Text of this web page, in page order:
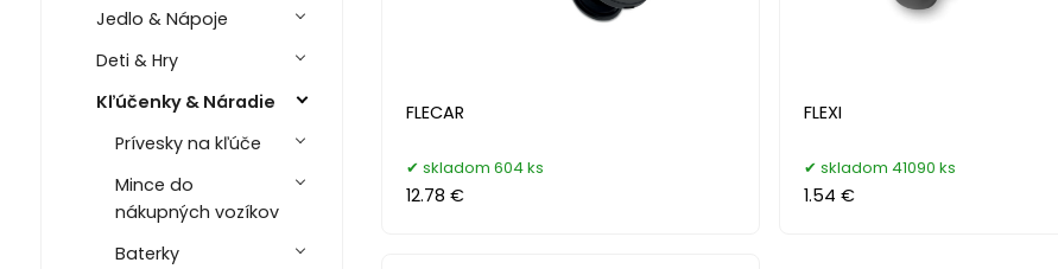
Jedlo & Nápoje
Deti & Hry
Kľúčenky & Náradie
Prívesky na kľúče
Mince do
nákupných vozíkov
Baterky
FLECAR
skladom 604 ks
12.78 €
FLEXI
skladom 41090 ks
1.54 €